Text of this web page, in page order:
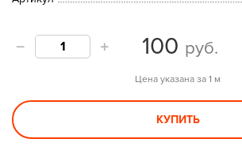
100 руб.
Цена указана за 1 м
КУПИТЬ